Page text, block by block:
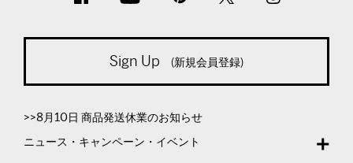
Sign Up (新規会員登録)
>>8月10日 商品発送休業のお知らせ
ニュース・キャンペーン・イベント